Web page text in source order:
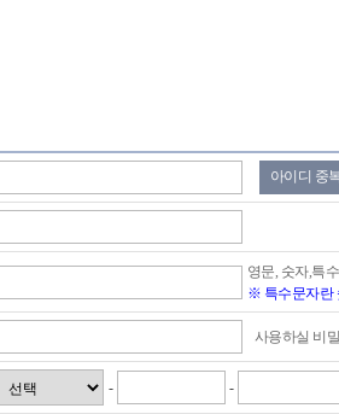
아이디 중
영문, 숫자,특
※ 특수문자란
사용하실 비
- -